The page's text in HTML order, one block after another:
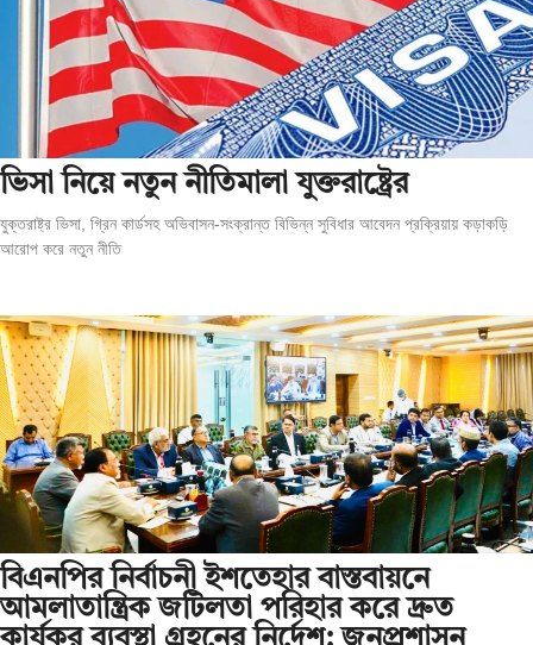
ভিসা নিয়ে নতুন নীতিমালা যুক্তরাষ্ট্রের
যুক্তরাষ্ট্র ভিসা, গ্রিন কার্ডসহ অভিবাসন-সংক্রান্ত বিভিন্ন সুবিধার আবেদন প্রক্রিয়ায় কড়াকড়ি
আরোপ করে নতুন নীতি
বিএনপির নির্বাচনী ইশতেহার বাস্তবায়নে
আমলাতান্ত্রিক জটিলতা পরিহার করে দ্রুত